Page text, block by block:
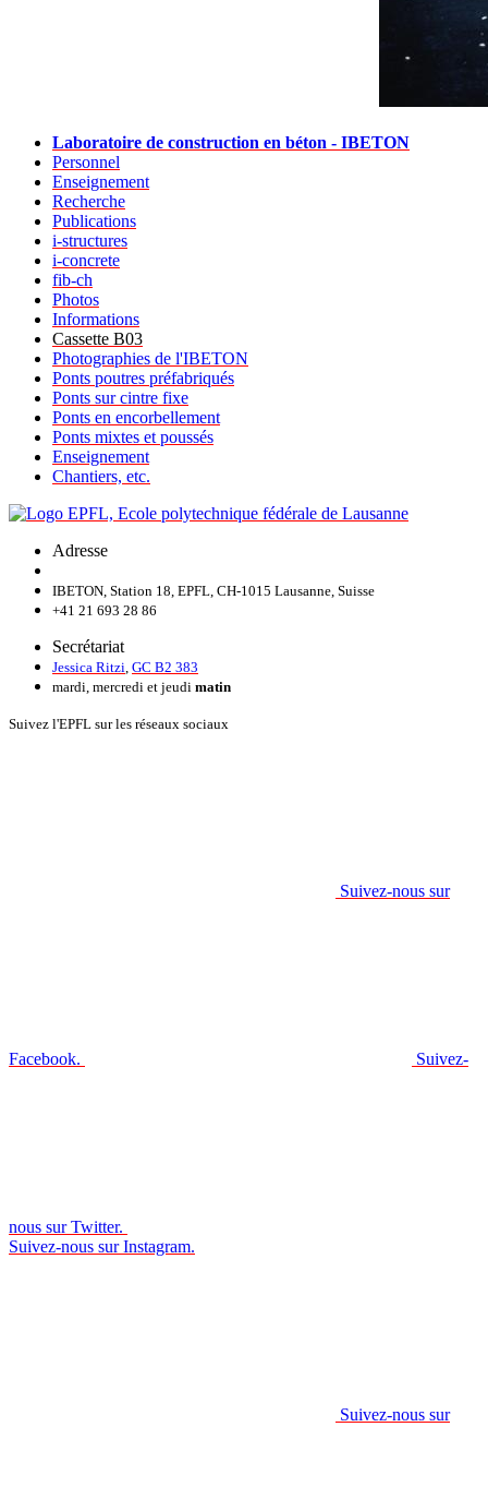
Laboratoire de construction en béton - IBETON
Personnel
Enseignement
Recherche
Publications
i-structures
i-concrete
fib-ch
Photos
Informations
Cassette B03
Photographies de l'IBETON
Ponts poutres préfabriqués
Ponts sur cintre fixe
Ponts en encorbellement
Ponts mixtes et poussés
Enseignement
Chantiers, etc.
Adresse
IBETON, Station 18, EPFL, CH-1015 Lausanne, Suisse
+41 21 693 28 86
Secrétariat
Jessica Ritzi GC B2 383
mardi, mercredi et jeudi matin
Suivez l'EPFL sur les réseaux sociaux
Suivez-nous sur
Facebook. Suivez-
nous sur Twitter.
Suivez-nous sur Instagram.
Suivez-nous sur